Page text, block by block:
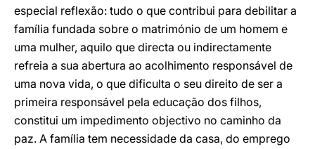
especial reflexão: tudo o que contribui para debilitar a
família fundada sobre o matrimónio de um homem e
uma mulher, aquilo que directa ou indirectamente
refreia a sua abertura ao acolhimento responsável de
uma nova vida, o que dificulta o seu direito de ser a
primeira responsável pela educação dos filhos,
constitui um impedimento objectivo no caminho da
paz. A família tem necessidade da casa, do emprego